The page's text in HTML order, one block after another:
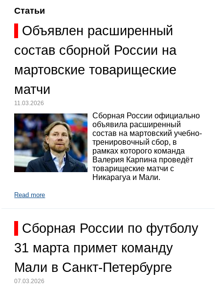
Статьи
Объявлен расширенный
состав сборной России на
мартовские товарищеские
матчи
11.03.2026
Сборная России официально
объявила расширенный
состав на мартовский учебно-
тренировочный сбор, в
рамках которого команда
Валерия Карпина проведёт
товарищеские матчи с
Никарагуа и Мали.
Read more
Сборная России по футболу
31 марта примет команду
Мали в Санкт-Петербурге
07.03.2026